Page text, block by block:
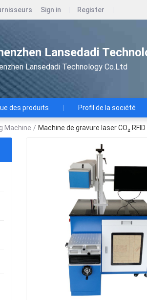
Sign in Register
Lansedadi
Lansedadi Technology Co.Ltd
des produits Profil de la société
Machine / Machine de gravure laser CO₂